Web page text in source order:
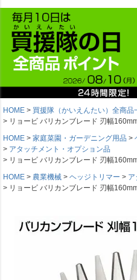
HOME
買援隊（かいえんたい）全商品
リョービ バリカンブレード 刃幅
HOME
家庭菜園・ガーデニング用品
アタッチメント・オプション品
リョービ バリカンブレード 刃幅
HOME
農業機械 ヘッジトリマー
ア
リョービ バリカンブレード 刃幅